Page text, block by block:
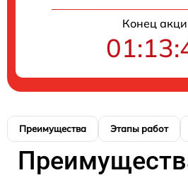
Конец
Преимущества Этапы работ